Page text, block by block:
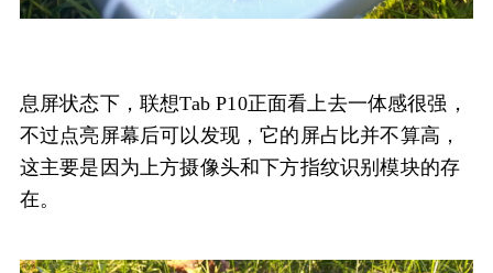
息屏状态下，联想Tab P10正面看上去一体感很强，
不过点亮屏幕后可以发现，它的屏占比并不算高，
这主要是因为上方摄像头和下方指纹识别模块的存
在。